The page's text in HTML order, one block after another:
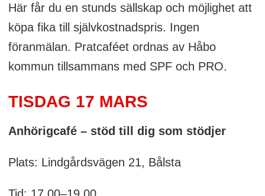
Här får du en stunds sällskap och möjlighet att
köpa fika till självkostnadspris. Ingen
föranmälan. Pratcaféet ordnas av Håbo
kommun tillsammans med SPF och PRO.
TISDAG 17 MARS
Anhörigcafé – stöd till dig som stödjer
Plats: Lindgårdsvägen 21, Bålsta